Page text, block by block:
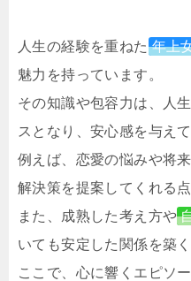
人生の経験を重ねた 年上
魅力を持っています。
その知識や包容力は、人
スとなり、安心感を与えて
例えば、恋愛の悩みや将
解決策を提案してくれる
また、成熟した考え方や
いても安定した関係を築
ここで、心に響くエピソ